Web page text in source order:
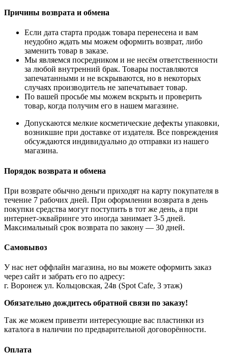
Причины возврата и обмена
Если дата старта продаж товара перенесена и вам
неудобно ждать мы можем оформить возврат, либо
заменить товар в заказе.
Мы являемся посредником и не несём ответственности
за любой внутренний брак. Товары поставляются
запечатанными и не вскрываются, но в некоторых
случаях производитель не запечатывает товар.
По вашей просьбе мы можем вскрыть и проверить
товар, когда получим его в нашем магазине.
Допускаются мелкие косметические дефекты упаковки,
возникшие при доставке от издателя. Все повреждения
обсуждаются индивидуально до отправки из нашего
магазина.
Порядок возврата и обмена
При возврате обычно деньги приходят на карту покупателя в
течение 7 рабочих дней. При оформлении возврата в день
покупки средства могут поступить в тот же день, а при
интернет-эквайринге это иногда занимает 3-5 дней.
Максимальный срок возврата по закону — 30 дней.
Самовывоз
У нас нет оффлайн магазина, но вы можете оформить заказ
через сайт и забрать его по адресу:
г. Воронеж ул. Кольцовская, 24в (Spot Cafe, 3 этаж)
Обязательно дождитесь обратной связи по заказу!
Так же можем привезти интересующие вас пластинки из
каталога в наличии по предварительной договорённости.
Оплата